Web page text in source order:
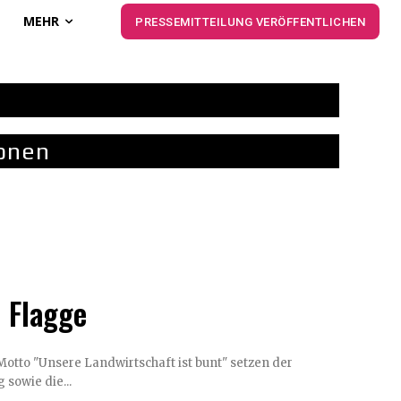
MEHR PRESSEMITTEILUNG VERÖFFENTLICHEN
sowie die...